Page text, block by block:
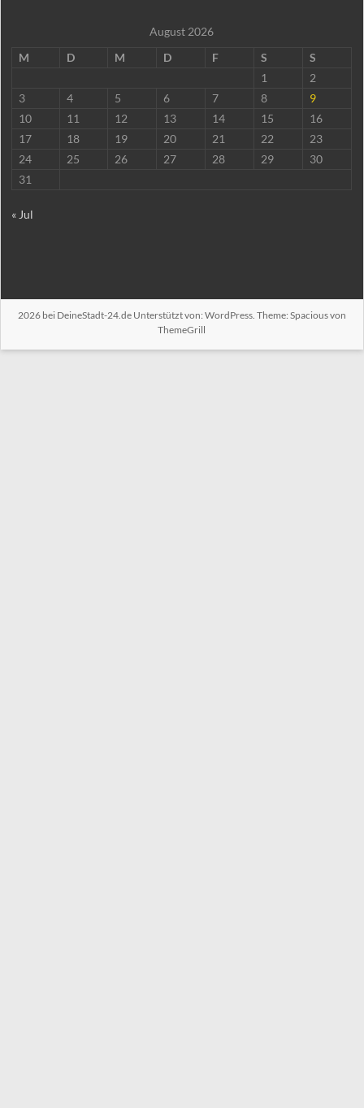
August 2026
M
D M D F S
S
1
2
3
4 5 6 7 8
9
10
11 12 13 14 15
16
17
18 19 20 21 22
23
24
25 26 27 28 29
30
31
« Jul
2026 bei DeineStadt-24.deUnterstützt von: WordPress. Theme: Spacious von
ThemeGrill